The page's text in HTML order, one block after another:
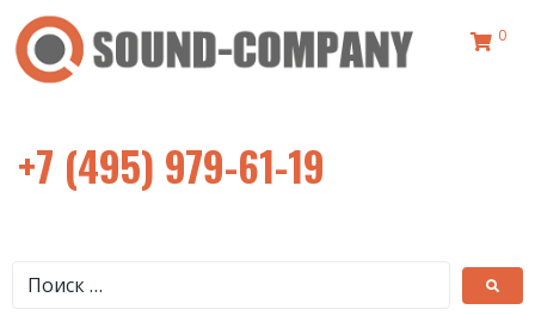
0
+7 (495) 979-61-19